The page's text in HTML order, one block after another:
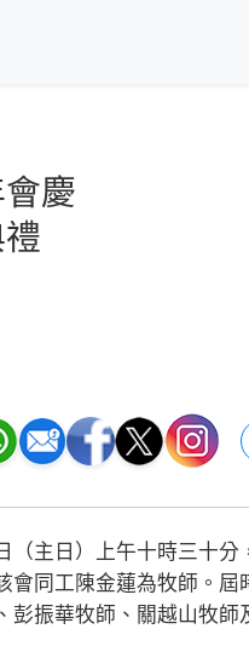
慶
主日）上午十時三十分
會同工陳金蓮為牧師。
彭振華牧師、關越山牧師